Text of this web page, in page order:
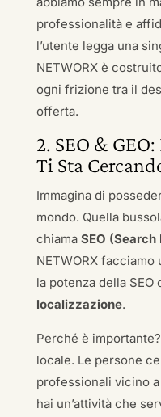
professionalità e
l’utente legga una
NETWORX è
ogni frizione tra il
offerta.
2. SEO &
Ti Sta
Immagina di
mondo. Quella
chiama SEO
NETWORX
la potenza della
localizzazione.
Perché è
locale. Le persone
professionali vicino
hai un’attività che